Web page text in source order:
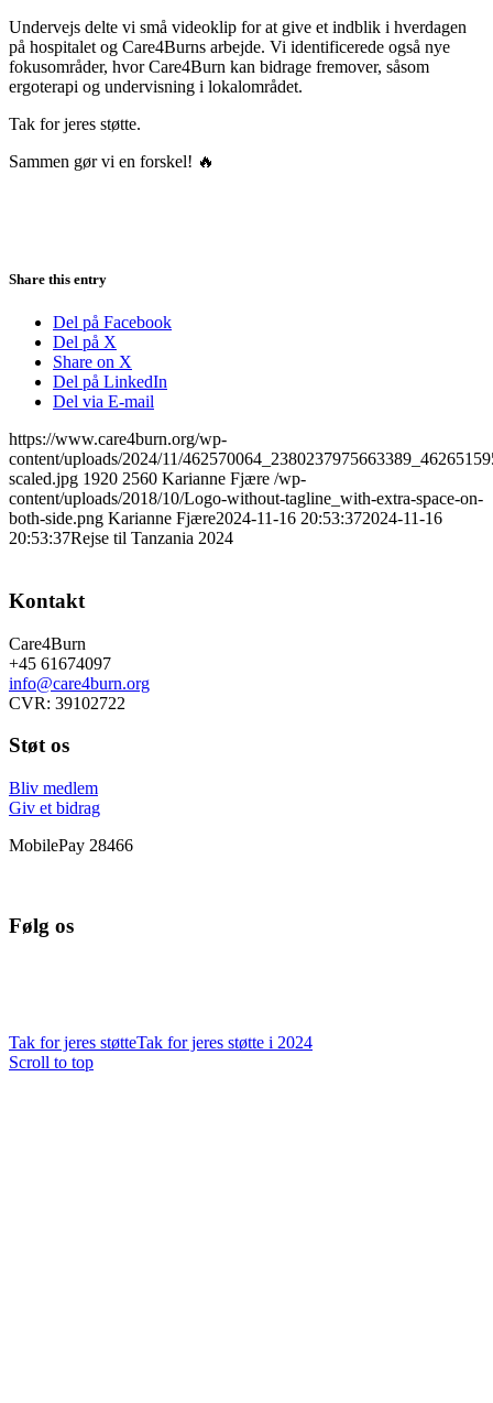
Undervejs delte vi små videoklip for at give et indblik i hverdagen
på hospitalet og Care4Burns arbejde. Vi identificerede også nye
fokusområder, hvor Care4Burn kan bidrage fremover, såsom
ergoterapi og undervisning i lokalområdet.
Tak for jeres støtte.
Sammen gør vi en forskel! 🔥
Share this entry
Del på Facebook
Del på X
Share on X
Del på LinkedIn
Del via E-mail
https://www.care4burn.org/wp-
content/uploads/2024/11/
scaled.jpg 1920 2560 Karianne Fjære /wp-
content/uploads/2018/10/Logo-without-tagline_with-extra-space-on-
both-side.png Karianne Fjære2024-11-16 20:53:372024-11-16
20:53:37Rejse til Tanzania 2024
Kontakt
Care4Burn
+45 61674097
info@care4burn.org
CVR: 39102722
Støt os
Bliv medlem
Giv et bidrag
MobilePay 28466
Følg os
Tak for jeres støtteTak for jeres støtte i 2024
Scroll to top